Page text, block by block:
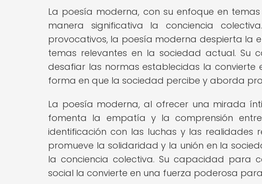
La poesía moderna, con su enfoque en
manera significativa la conciencia
provocativos, la poesía moderna despierta la
temas relevantes en la sociedad actual.
desafiar las normas establecidas la
forma en que la sociedad percibe y aborda
La poesía moderna, al ofrecer una mirada
fomenta la empatía y la comprensión
identificación con las luchas y las realidades
promueve la solidaridad y la unión en la
la conciencia colectiva. Su capacidad para
social la convierte en una fuerza poderosa